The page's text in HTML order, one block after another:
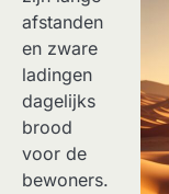
afstanden
en zware
ladingen
dagelijks
brood
voor de
bewoners.